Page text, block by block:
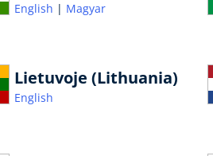
English Magyar
Lietuvoje (Lithuania)
English